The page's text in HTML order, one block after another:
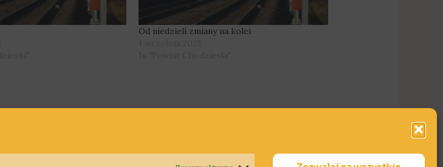
Od niedzieli zmiany na kolei